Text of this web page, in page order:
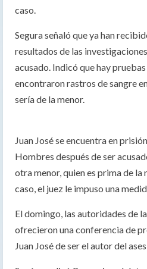
caso.
Segura señaló que ya han
resultados de las
acusado. Indicó que hay
encontraron rastros de sangre
sería de la menor.
Juan José se encuentra en
Hombres después de ser
otra menor, quien es prima de la
caso, el juez le impuso una
El domingo, las autoridades de
ofrecieron una conferencia de
Juan José de ser el autor del